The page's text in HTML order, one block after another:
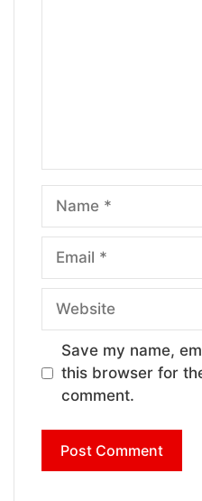
Save my name,
this browser for
comment.